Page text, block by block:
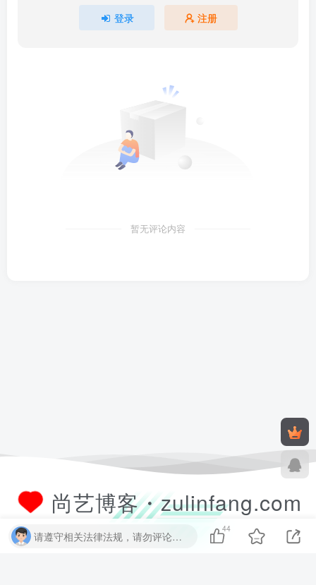
登录 注册
暂无评论内容
尚艺博客・zulinfang.com
请遵守相关法律法规，请勿评论纯表情、纯数字、纯英文、乱码文字等无用信息，否则关7 天小黑屋！
44